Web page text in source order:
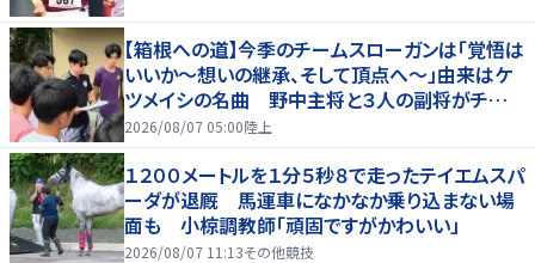
【箱根への道】今季のチームスローガンは「覚悟は
いいか～想いの継承、そして頂点へ～」由来はケ
ツメイシの名曲 野中主将と３人の副将がチーム
を引っ張る…夏合宿特集第１弾、国学院大
2026/08/07 05:00陸上
１２００メートルを１分５秒８で走ったテイエムスパ
ーダが退厩 馬運車になかなか乗り込まない場
面も 小椋調教師「頑固ですがかわいい」
2026/08/07 11:13その他競技